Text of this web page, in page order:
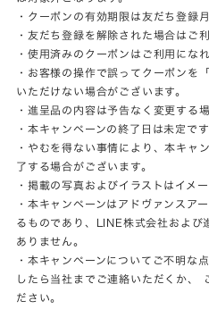
・クーポンの有効期限は友だち登録
・友だち登録を解除された場合はご
・使用済みのクーポンはご利用にな
・お客様の操作で誤ってクーポンを
いただけない場合がございます。
・進呈品の内容は予告なく変更する
・本キャンペーンの終了日は未定です
・やむを得ない事情により、本キャ
了する場合がございます。
・掲載の写真およびイラストはイメー
・本キャンペーンはアドヴァンスア
るものであり、LINE株式会社および
ありません。
・本キャンペーンについてご不明な
したら当社までご連絡いただくか、
ださい。